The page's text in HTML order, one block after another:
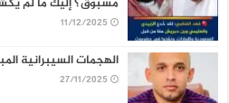
11/12/2025
الهجمات السيبرانية
27/11/2025